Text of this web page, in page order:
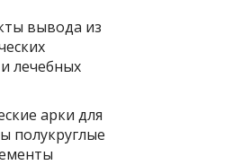
вывода из
лечебных
арки для
полукруглые